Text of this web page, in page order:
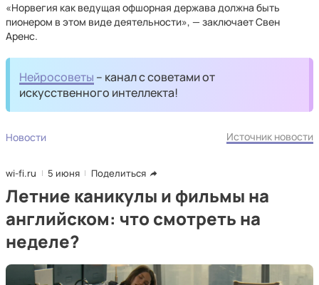
«Норвегия как ведущая офшорная держава должна быть
пионером в этом виде деятельности», — заключает Свен
Аренс.
Нейросоветы – канал с советами от
искусственного интеллекта!
Новости Источник новости
wi-fi.ru 5 июня Поделиться
Летние каникулы и фильмы на
английском: что смотреть на
неделе?